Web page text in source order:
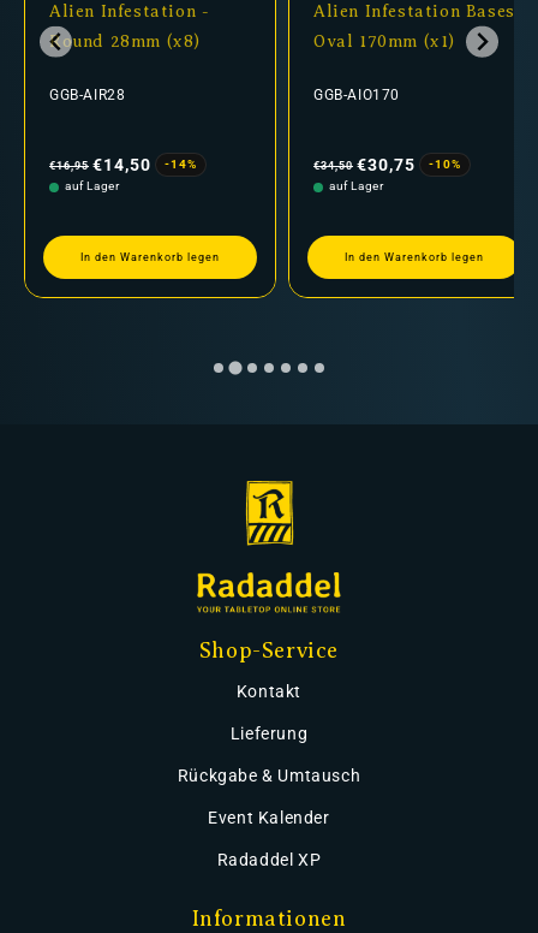
Alien Infestation -
Round 28mm (x8)
GGB-AIR28
Preis
€16,95 €14,50
-14%
auf Lager
In den Warenkorb legen
Alien Infestation Bases
Oval 170mm (x1)
GGB-AIO170
Preis
€34,50 €30,75
-10%
auf Lager
In den Warenkorb legen
Shop-Service
Kontakt
Lieferung
Rückgabe & Umtausch
Event Kalender
Radaddel XP
Informationen